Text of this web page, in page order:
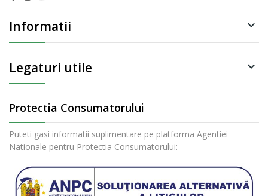
Informatii 
Legaturi utile 
Protectia Consumatorului
Puteti gasi informatii suplimentare pe platforma Agentiei
Nationale pentru Protectia Consumatorului: